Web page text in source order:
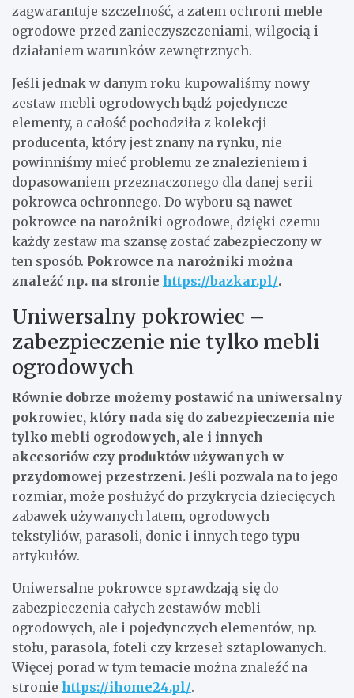
zagwarantuje szczelność, a zatem ochroni meble
ogrodowe przed zanieczyszczeniami, wilgocią i
działaniem warunków zewnętrznych.
Jeśli jednak w danym roku kupowaliśmy nowy
zestaw mebli ogrodowych bądź pojedyncze
elementy, a całość pochodziła z kolekcji
producenta, który jest znany na rynku, nie
powinniśmy mieć problemu ze znalezieniem i
dopasowaniem przeznaczonego dla danej serii
pokrowca ochronnego. Do wyboru są nawet
pokrowce na narożniki ogrodowe, dzięki czemu
każdy zestaw ma szansę zostać zabezpieczony w
ten sposób. Pokrowce na narożniki można
znaleźć np. na stronie https://bazkar.pl/.
Uniwersalny pokrowiec –
zabezpieczenie nie tylko mebli
ogrodowych
Równie dobrze możemy postawić na uniwersalny
pokrowiec, który nada się do zabezpieczenia nie
tylko mebli ogrodowych, ale i innych
akcesoriów czy produktów używanych w
przydomowej przestrzeni. Jeśli pozwala na to jego
rozmiar, może posłużyć do przykrycia dziecięcych
zabawek używanych latem, ogrodowych
tekstyliów, parasoli, donic i innych tego typu
artykułów.
Uniwersalne pokrowce sprawdzają się do
zabezpieczenia całych zestawów mebli
ogrodowych, ale i pojedynczych elementów, np.
stołu, parasola, foteli czy krzeseł sztaplowanych.
Więcej porad w tym temacie można znaleźć na
stronie https://ihome24.pl/.